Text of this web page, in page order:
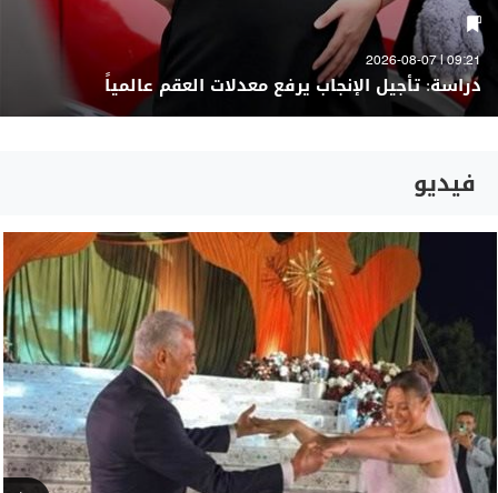
09:21 | 2026-08-07
دراسة: تأجيل الإنجاب يرفع معدلات العقم عالمياً
فيديو